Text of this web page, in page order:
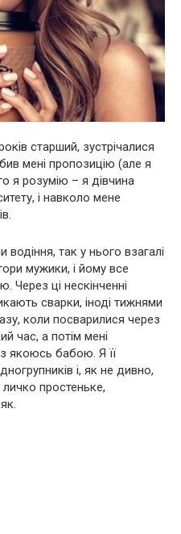
старший, зустрічалися
мені пропозицію (але я
я розумію – я дівчина
і навколо мене
так у нього взагалі
мужики, і йому все
Через ці нескінченні
сварки, іноді тижнями
коли посварилися через
час, а потім мені
якоюсь бабою. Я її
і, як не дивно,
личко простеньке,